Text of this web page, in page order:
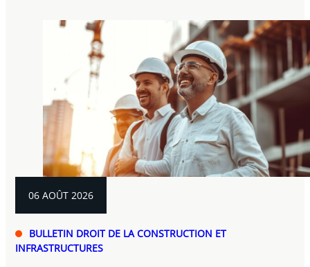
06 AOÛT 2026
BULLETIN DROIT DE LA CONSTRUCTION ET
INFRASTRUCTURES